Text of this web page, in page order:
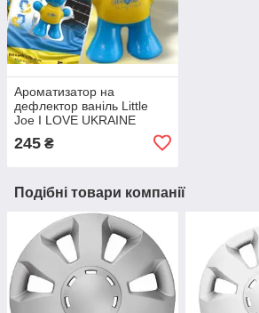
Ароматизатор на
дефлектор ваніль Little
Joe I LOVE UKRAINE
245 ₴
Подібні товари компанії